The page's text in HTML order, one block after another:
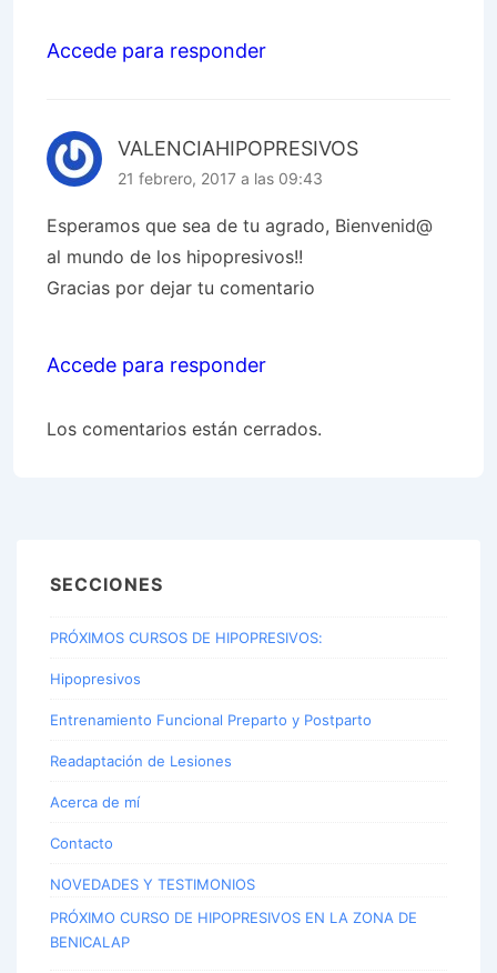
Accede para responder
VALENCIAHIPOPRESIVOS
21 febrero, 2017 a las 09:43
Esperamos que sea de tu agrado, Bienvenid@
al mundo de los hipopresivos!!
Gracias por dejar tu comentario
Accede para responder
Los comentarios están cerrados.
SECCIONES
PRÓXIMOS CURSOS DE HIPOPRESIVOS:
Hipopresivos
Entrenamiento Funcional Preparto y Postparto
Readaptación de Lesiones
Acerca de mí
Contacto
NOVEDADES Y TESTIMONIOS
PRÓXIMO CURSO DE HIPOPRESIVOS EN LA ZONA DE
BENICALAP